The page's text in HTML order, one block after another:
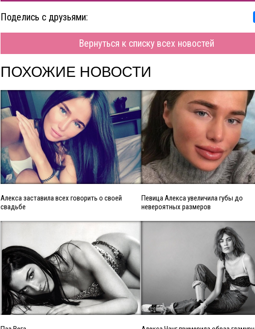
Поделись с друзьями:
Вернуться к списку всех новостей
ПОХОЖИЕ НОВОСТИ
Алекса заставила всех говорить о своей
свадьбе
Певица Алекса увеличила губы до
невероятных размеров